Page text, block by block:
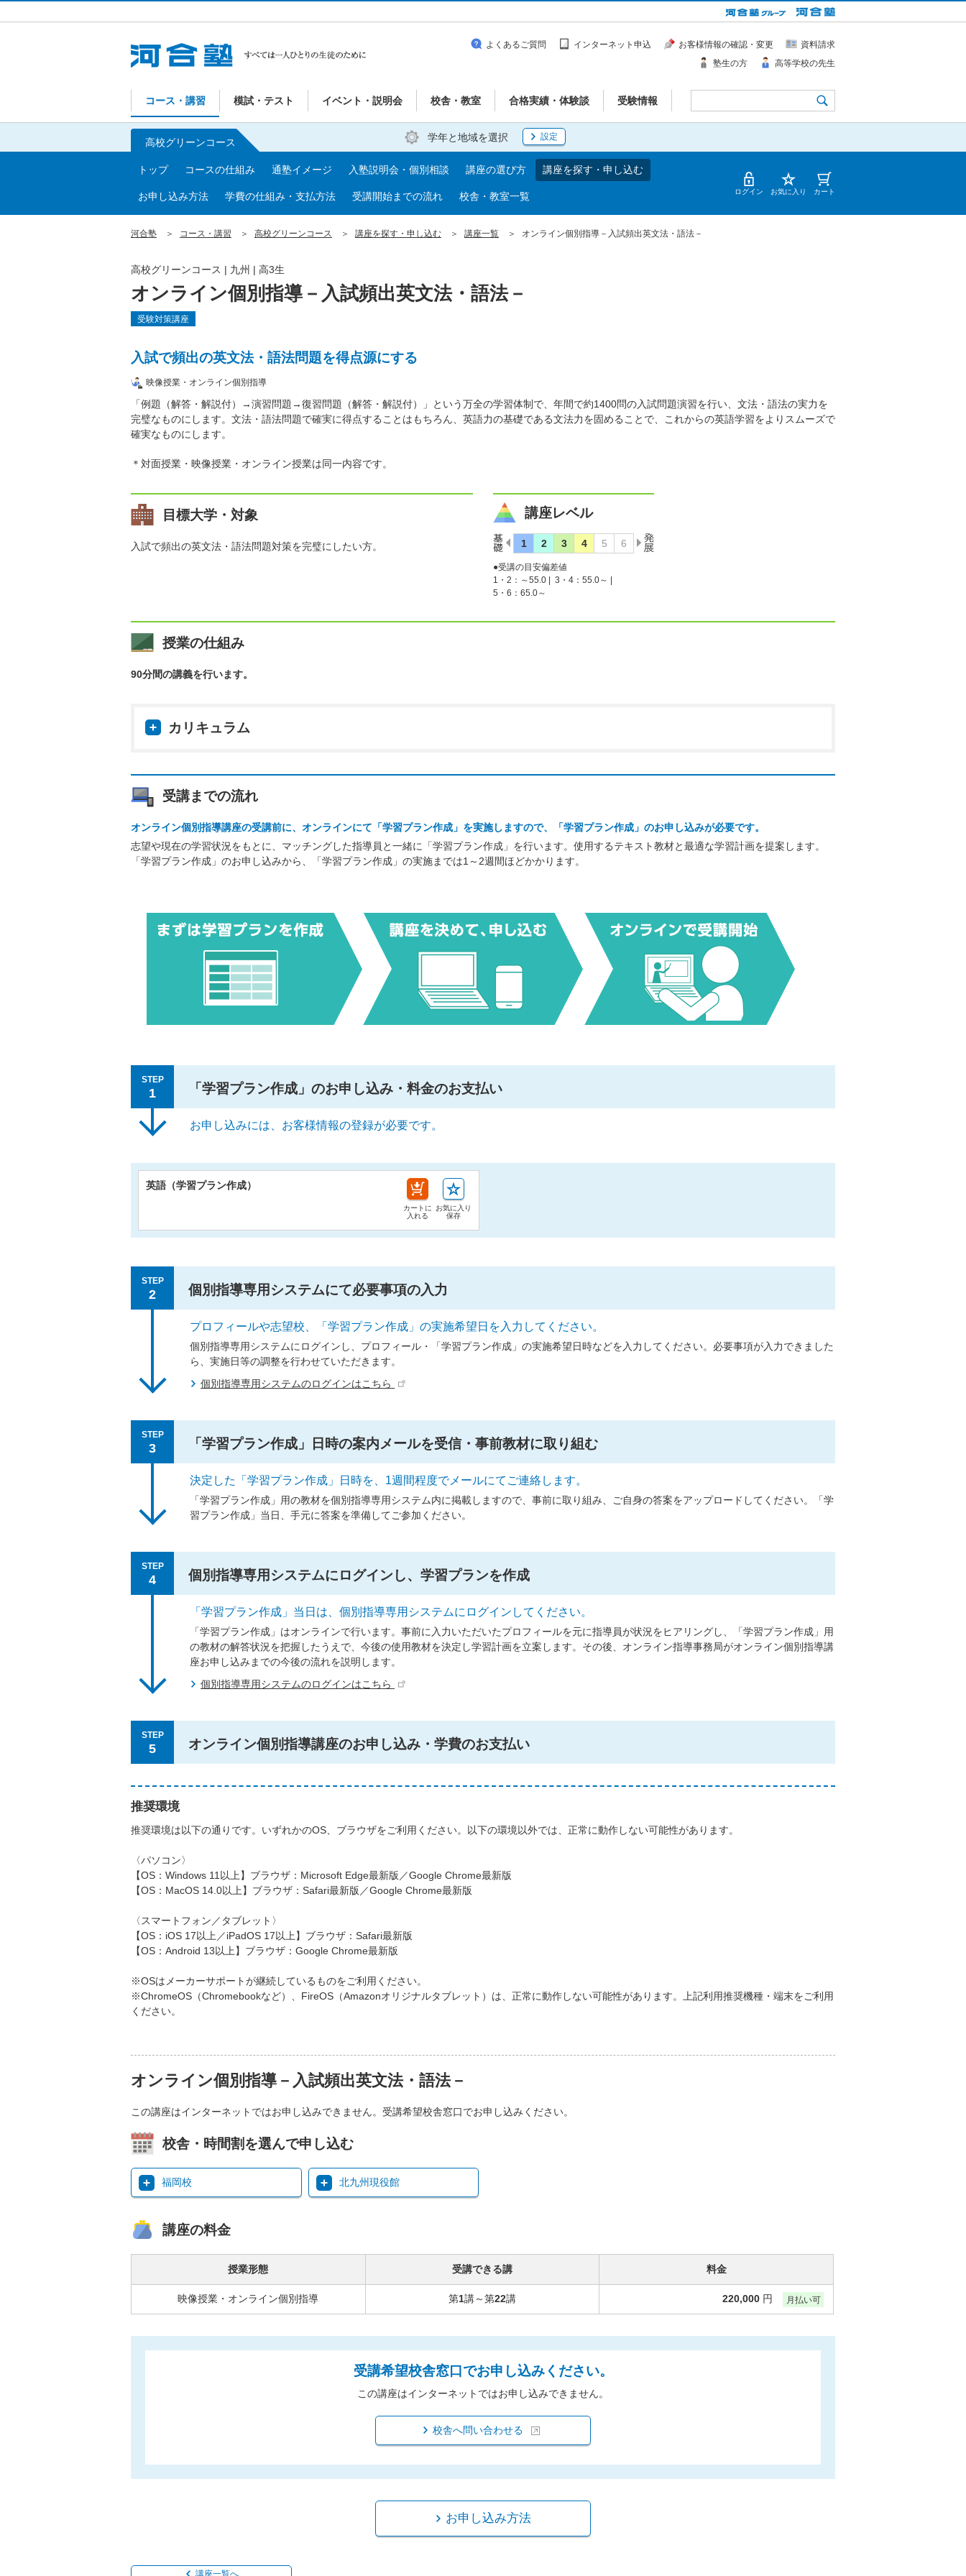
コース・講習 模試・テスト イベント・説明会 校舎・教室 合格実績・体験談 受験情報
よくあるご質問 インターネット申込 お客様情報の確認・変更
資料請求
塾生の方
高等学校の先生
学年と地域を選択 設定
高校グリーンコース
トップ コースの仕組み 通塾イメージ 入塾説明会・個別相談 講座の選び方 講座を探す・申し込む
お申し込み方法 学費の仕組み・支払方法 受講開始までの流れ 校舎・教室一覧 ログイン お気に入り カート
河合塾 コース・講習 高校グリーンコース 講座を探す・申し込む 講座一覧 オンライン個別指導－入試頻出英文法・語法－
高校グリーンコース | 九州 | 高3生
オンライン個別指導－入試頻出英文法・語法－
受験対策講座
入試で頻出の英文法・語法問題を得点源にする
映像授業・オンライン個別指導
「例題（解答・解説付）→演習問題→復習問題（解答・解説付）」という万全の学習体制で、年間で約1400問の入試問題演習を行い、文法・語法の実力を
完璧なものにします。文法・語法問題で確実に得点することはもちろん、英語力の基礎である文法力を固めることで、これからの英語学習をよりスムーズで
確実なものにします。
＊対面授業・映像授業・オンライン授業は同一内容です。
目標大学・対象
入試で頻出の英文法・語法問題対策を完璧にしたい方。
講座レベル
●受講の目安偏差値
1・2：～55.0 |
3・4：55.0～ |
5・6：65.0～
授業の仕組み
90分間の講義を行います。
カリキュラム
受講までの流れ
オンライン個別指導講座の受講前に、オンラインにて「学習プラン作成」を実施しますので、「学習プラン作成」のお申し込みが必要です。
志望や現在の学習状況をもとに、マッチングした指導員と一緒に「学習プラン作成」を行います。使用するテキスト教材と最適な学習計画を提案します。
「学習プラン作成」のお申し込みから、「学習プラン作成」の実施までは1～2週間ほどかかります。
STEP
1 「学習プラン作成」のお申し込み・料金のお支払い
お申し込みには、お客様情報の登録が必要です。
英語（学習プラン作成）
カートに
入れる
お気に入り
保存
STEP
2 個別指導専用システムにて必要事項の入力
プロフィールや志望校、「学習プラン作成」の実施希望日を入力してください。
個別指導専用システムにログインし、プロフィール・「学習プラン作成」の実施希望日時などを入力してください。必要事項が入力できました
ら、実施日等の調整を行わせていただきます。
個別指導専用システムのログインはこちら
STEP
3 「学習プラン作成」日時の案内メールを受信・事前教材に取り組む
決定した「学習プラン作成」日時を、1週間程度でメールにてご連絡します。
「学習プラン作成」用の教材を個別指導専用システム内に掲載しますので、事前に取り組み、ご自身の答案をアップロードしてください。「学
習プラン作成」当日、手元に答案を準備してご参加ください。
STEP
4 個別指導専用システムにログインし、学習プランを作成
「学習プラン作成」当日は、個別指導専用システムにログインしてください。
「学習プラン作成」はオンラインで行います。事前に入力いただいたプロフィールを元に指導員が状況をヒアリングし、「学習プラン作成」用
の教材の解答状況を把握したうえで、今後の使用教材を決定し学習計画を立案します。その後、オンライン指導事務局がオンライン個別指導講
座お申し込みまでの今後の流れを説明します。
個別指導専用システムのログインはこちら
STEP
5 オンライン個別指導講座のお申し込み・学費のお支払い
推奨環境
推奨環境は以下の通りです。いずれかのOS、ブラウザをご利用ください。以下の環境以外では、正常に動作しない可能性があります。
〈パソコン〉
【OS：Windows 11以上】ブラウザ：Microsoft Edge最新版／Google Chrome最新版
【OS：MacOS 14.0以上】ブラウザ：Safari最新版／Google Chrome最新版
〈スマートフォン／タブレット〉
【OS：iOS 17以上／iPadOS 17以上】ブラウザ：Safari最新版
【OS：Android 13以上】ブラウザ：Google Chrome最新版
※OSはメーカーサポートが継続しているものをご利用ください。
※ChromeOS（Chromebookなど）、FireOS（Amazonオリジナルタブレット）は、正常に動作しない可能性があります。上記利用推奨機種・端末をご利用
ください。
オンライン個別指導－入試頻出英文法・語法－
この講座はインターネットではお申し込みできません。受講希望校舎窓口でお申し込みください。
校舎・時間割を選んで申し込む
福岡校 北九州現役館
講座の料金
授業形態
映像授業・オンライン個別指導
受講できる講
第1講～第22講
料金
220,000 円 月払い可
受講希望校舎窓口でお申し込みください。
この講座はインターネットではお申し込みできません。
校舎へ問い合わせる
お申し込み方法
講座一覧へ